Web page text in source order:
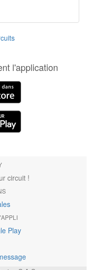
l'application
circuit !
Play